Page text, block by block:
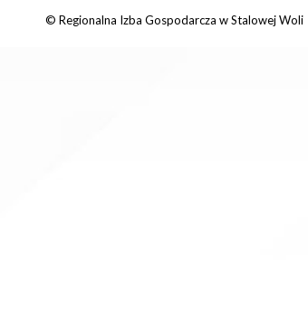
© Regionalna Izba Gospodarcza w Stalowej Woli